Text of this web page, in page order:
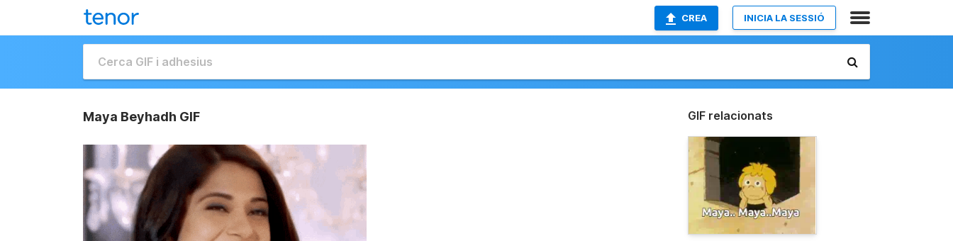
CREA INICIA LA SESSIÓ
Maya Beyhadh GIF GIF relacionats